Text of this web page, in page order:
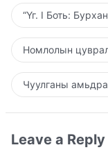
“Үг. I Боть:
Номлолын
Чуулганы
Leave a Reply